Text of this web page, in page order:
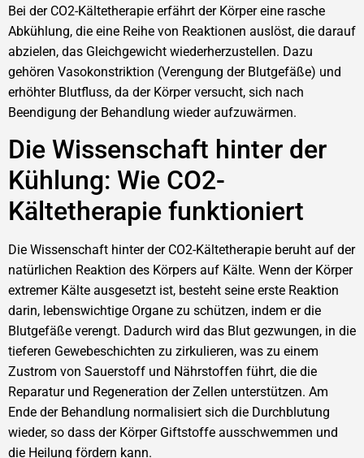
Bei der CO2-Kältetherapie erfährt der Körper eine rasche
Abkühlung, die eine Reihe von Reaktionen auslöst, die darauf
abzielen, das Gleichgewicht wiederherzustellen. Dazu
gehören Vasokonstriktion (Verengung der Blutgefäße) und
erhöhter Blutfluss, da der Körper versucht, sich nach
Beendigung der Behandlung wieder aufzuwärmen.
Die Wissenschaft hinter der
Kühlung: Wie CO2-
Kältetherapie funktioniert
Die Wissenschaft hinter der CO2-Kältetherapie beruht auf der
natürlichen Reaktion des Körpers auf Kälte. Wenn der Körper
extremer Kälte ausgesetzt ist, besteht seine erste Reaktion
darin, lebenswichtige Organe zu schützen, indem er die
Blutgefäße verengt. Dadurch wird das Blut gezwungen, in die
tieferen Gewebeschichten zu zirkulieren, was zu einem
Zustrom von Sauerstoff und Nährstoffen führt, die die
Reparatur und Regeneration der Zellen unterstützen. Am
Ende der Behandlung normalisiert sich die Durchblutung
wieder, so dass der Körper Giftstoffe ausschwemmen und
die Heilung fördern kann.